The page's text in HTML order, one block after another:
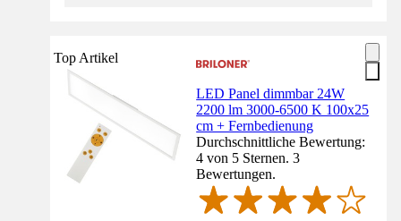
Top Artikel
LED Panel dimmbar 24W
2200 lm 3000-6500 K 100x25
cm + Fernbedienung
Durchschnittliche Bewertung:
4 von 5 Sternen. 3
Bewertungen.